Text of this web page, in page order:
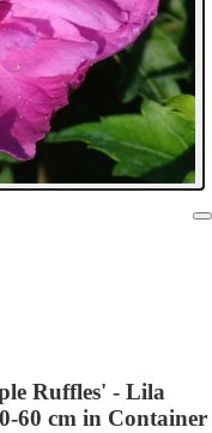
Ruffles' - Lila
60 cm in Container